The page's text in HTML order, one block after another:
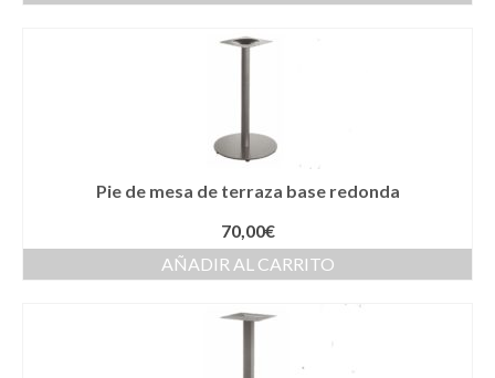
Pie de mesa de terraza base redonda
70,00€
AÑADIR AL CARRITO